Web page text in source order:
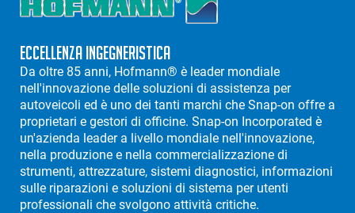
Eccellenza Ingegneristica
Da oltre 85 anni, Hofmann® è leader mondiale
nell'innovazione delle soluzioni di assistenza per
autoveicoli ed è uno dei tanti marchi che Snap-on offre a
proprietari e gestori di officine. Snap-on Incorporated è
un'azienda leader a livello mondiale nell'innovazione,
nella produzione e nella commercializzazione di
strumenti, attrezzature, sistemi diagnostici, informazioni
sulle riparazioni e soluzioni di sistema per utenti
professionali che svolgono attività critiche.